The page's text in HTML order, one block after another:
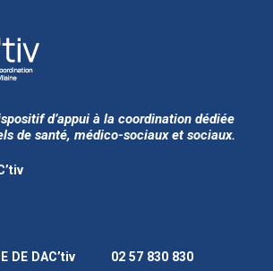
d’appui à la coordination dédiée
de santé, médico-sociaux et sociaux.
DE DAC’tiv 02 57 830 830